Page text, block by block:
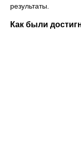
результаты.
Как были